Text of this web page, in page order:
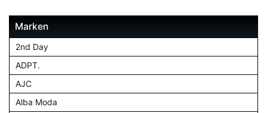
Marken
2nd Day
ADPT.
AJC
Alba Moda